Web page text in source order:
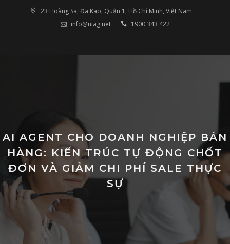
23 Hoàng Sa, Đa Kao, Quận 1, Hồ Chí Minh, Việt Nam
info@niag.net
1900 343 422
AI AGENT CHO DOANH NGHIỆP BÁN
HÀNG: KIẾN TRÚC TỰ ĐỘNG CHỐT
ĐƠN VÀ GIẢM CHI PHÍ SALE THỰC
SỰ